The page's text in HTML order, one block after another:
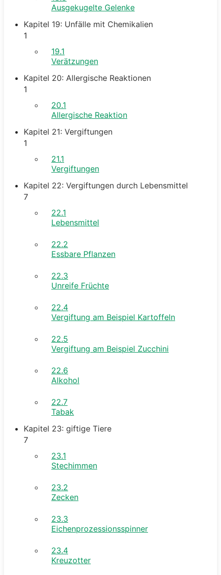
Ausgekugelte Gelenke
Kapitel 19: Unfälle mit Chemikalien
1
19.1
Verätzungen
Kapitel 20: Allergische Reaktionen
1
20.1
Allergische Reaktion
Kapitel 21: Vergiftungen
1
21.1
Vergiftungen
Kapitel 22: Vergiftungen durch Lebensmittel
7
22.1
Lebensmittel
22.2
Essbare Pflanzen
22.3
Unreife Früchte
22.4
Vergiftung am Beispiel Kartoffeln
22.5
Vergiftung am Beispiel Zucchini
22.6
Alkohol
22.7
Tabak
Kapitel 23: giftige Tiere
7
23.1
Stechimmen
23.2
Zecken
23.3
Eichenprozessionsspinner
23.4
Kreuzotter